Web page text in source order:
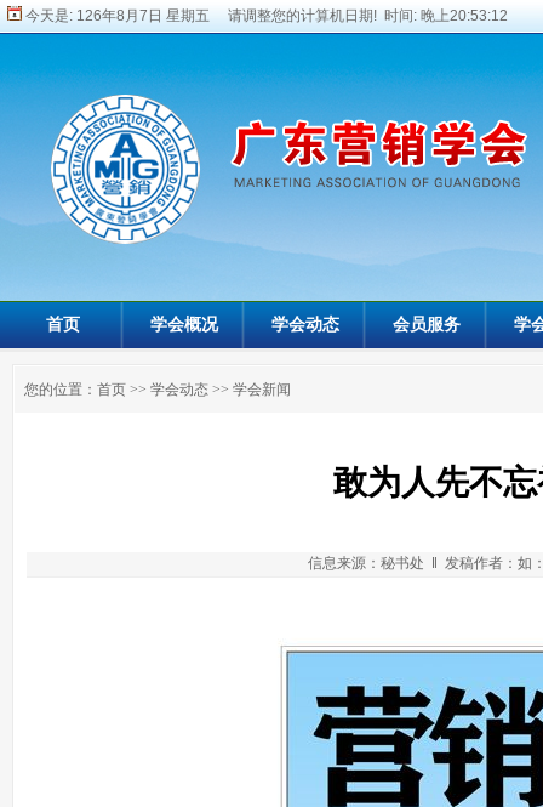
今天是: 126年8月7日 星期五 请调整您的计算机日期! 时间: 晚上20:53:13
首页 学会概况 学会动态 会员服务 学
您的位置： 首页 >> 学会动态 >> 学会新闻
敢为人先不
信息来源：秘书处 ‖ 发稿作者：